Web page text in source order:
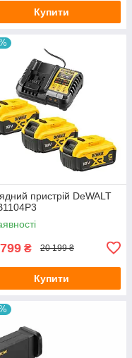
Купити
пристрій DeWALT
₴ 20 199 ₴
Купити